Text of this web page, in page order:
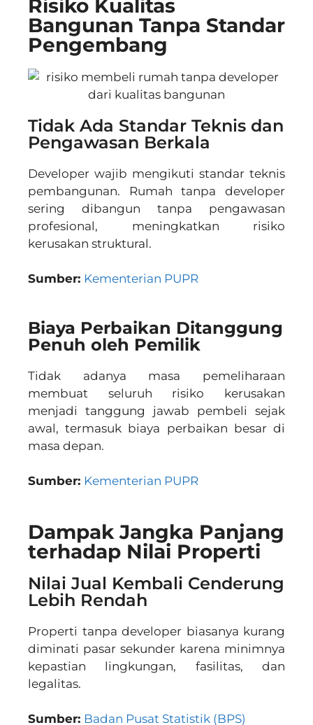
Risiko Kualitas
Bangunan Tanpa Standar
Pengembang
Tidak Ada Standar Teknis dan
Pengawasan Berkala
Developer wajib mengikuti standar teknis
pembangunan. Rumah tanpa developer
sering dibangun tanpa pengawasan
profesional, meningkatkan risiko
kerusakan struktural.
Sumber: Kementerian PUPR
Biaya Perbaikan Ditanggung
Penuh oleh Pemilik
Tidak adanya masa pemeliharaan
membuat seluruh risiko kerusakan
menjadi tanggung jawab pembeli sejak
awal, termasuk biaya perbaikan besar di
masa depan.
Sumber: Kementerian PUPR
Dampak Jangka Panjang
terhadap Nilai Properti
Nilai Jual Kembali Cenderung
Lebih Rendah
Properti tanpa developer biasanya kurang
diminati pasar sekunder karena minimnya
kepastian lingkungan, fasilitas, dan
legalitas.
Sumber: Badan Pusat Statistik (BPS)